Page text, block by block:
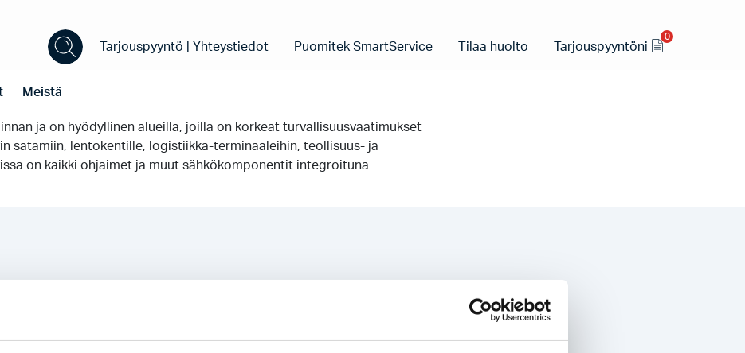
Tarjouspyyntö | Yhteystiedot Puomitek SmartService Tilaa huolto Tarjouspyyntöni
0
Meistä
ja on hyödyllinen alueilla, joilla on korkeat turvallisuusvaatimukset
satamiin, lentokentille, logistiikka-terminaaleihin, teollisuus- ja
on kaikki ohjaimet ja muut sähkökomponentit integroituna